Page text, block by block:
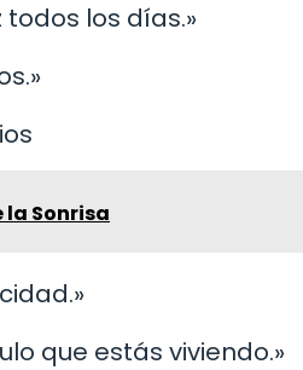
los días.»
la Sonrisa
que estás viviendo.»